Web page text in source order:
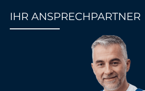
IHR ANSPRECHPARTNER
85%